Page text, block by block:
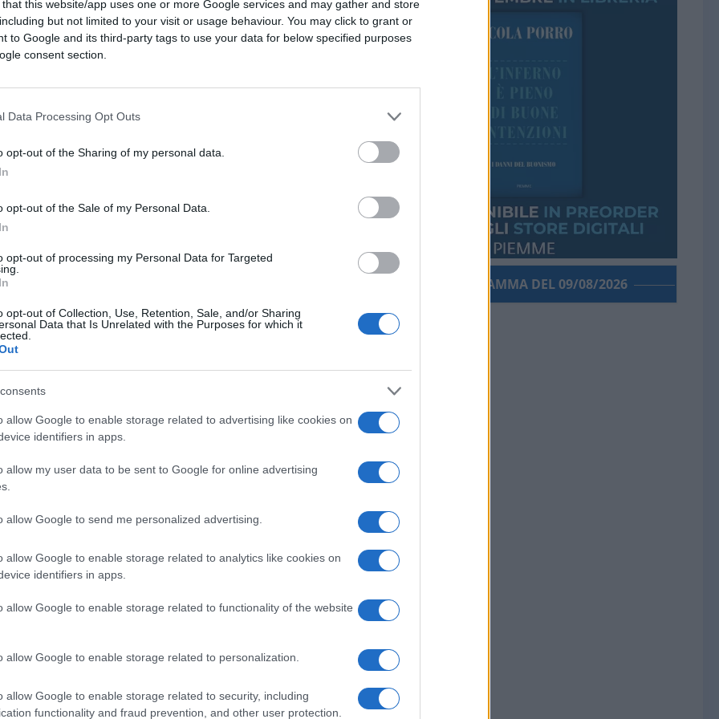
that this website/app uses one or more Google services and may gather and store
but not limited to your visit or usage behaviour. You may click to grant or
to Google and its third-party tags to use your data for below specified purposes
consent section.
Data Processing Opt Outs
opt-out of the Sharing of my personal data.
opt-out of the Sale of my Personal Data.
opt-out of processing my Personal Data for Targeted
opt-out of Collection, Use, Retention, Sale, and/or Sharing
Data that Is Unrelated with the Purposes for which it
allow Google to enable storage related to advertising like cookies on
identifiers in apps.
allow my user data to be sent to Google for online advertising
allow Google to send me personalized advertising.
allow Google to enable storage related to analytics like cookies on
identifiers in apps.
allow Google to enable storage related to functionality of the website
allow Google to enable storage related to personalization.
allow Google to enable storage related to security, including
functionality and fraud prevention, and other user protection.
il livello di miseria umana dei
fa per dire) tutte per odiare l’occidente
comunista che ricorda molto i
allevavano terroristi e spie, iniziativa
di un suo fascino da asini rossi: ce ne
falcemartellata, tristissima, sul viola
una scritta minuscola:
antipatia, ma vacua, tutto un
rafforzare le minchiate che le han dato
viziata, non si sogna affatto di credere e
che sicuramente oggi piange lo a lei
sente il bisogno di mettere le
Già, come mai
PORROGRAMMA DEL 09/08/2026